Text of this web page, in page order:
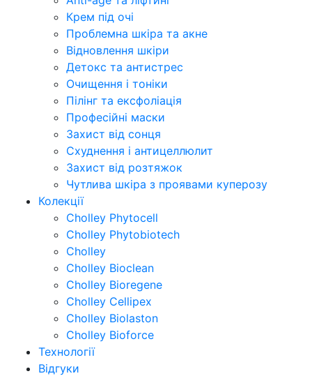
Крем під очі
Проблемна шкіра та акне
Відновлення шкіри
Детокс та антистрес
Очищення і тоніки
Пілінг та ексфоліація
Професійні маски
Захист від сонця
Схуднення і антицеллюлит
Захист від розтяжок
Чутлива шкіра з проявами куперозу
Колекції
Cholley Phytocell
Cholley Phytobiotech
Cholley
Cholley Bioclean
Cholley Bioregene
Cholley Cellipex
Cholley Biolaston
Cholley Bioforce
Технології
Відгуки